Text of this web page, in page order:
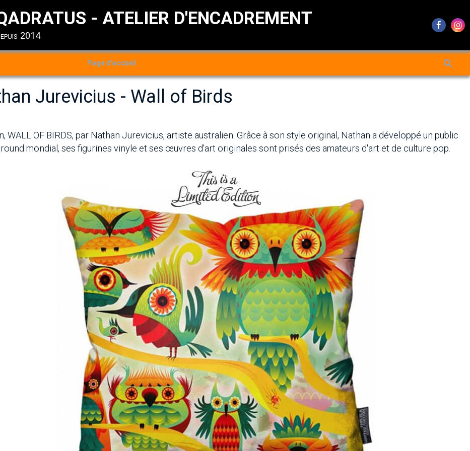
- ATELIER D'ENCADREMENT
2014
Page d'accueil
Jurevicius - Wall of Birds
WALL OF BIRDS, par Nathan Jurevicius, artiste australien. Grâce à son style original, Nathan a développé un public
mondial, ses figurines vinyle et ses œuvres d'art originales sont prisés des amateurs d'art et de culture pop.